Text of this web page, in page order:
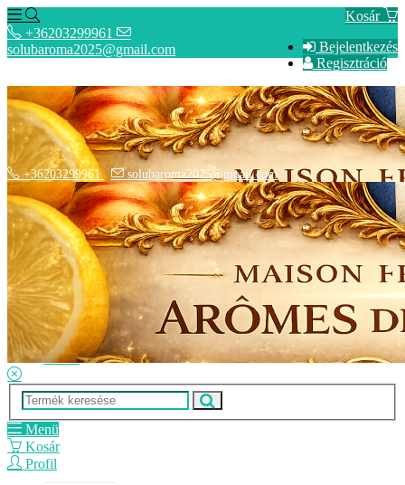
Kosár
Bejelentkezés
Regisztráció
+36203299961
solubaroma2025@gmail.com
Hírek
SZÁLLÍTÁSI OPCIÓK - Fizetési információk
Elérhetőségek
Adatkezelési tájékoztató
ÁSZF
+36203299961 solubaroma2025@gmail.com
Menü
Kosár
Profil